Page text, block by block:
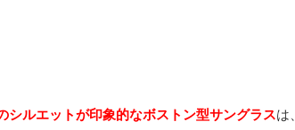
シルエットが印象的なボストン型サングラスは